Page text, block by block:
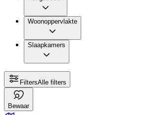
Woonoppervlakte
Slaapkamers
FiltersAlle filters
Bewaar